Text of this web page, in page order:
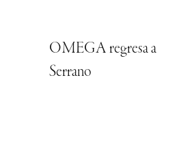
OMEGA regresa a
Serrano